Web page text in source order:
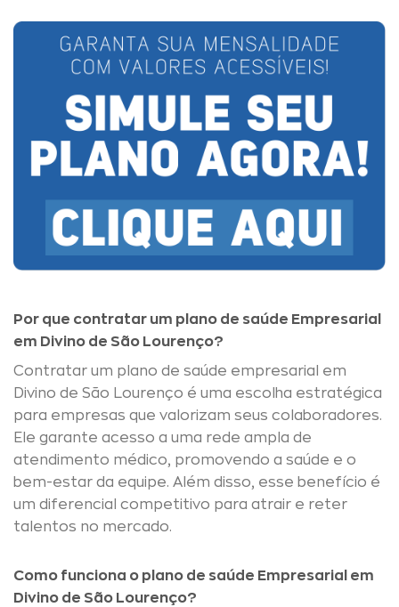
Por que contratar um plano de saúde Empresarial
em Divino de São Lourenço?
Contratar um plano de saúde empresarial em
Divino de São Lourenço é uma escolha estratégica
para empresas que valorizam seus colaboradores.
Ele garante acesso a uma rede ampla de
atendimento médico, promovendo a saúde e o
bem-estar da equipe. Além disso, esse benefício é
um diferencial competitivo para atrair e reter
talentos no mercado.
Como funciona o plano de saúde Empresarial em
Divino de São Lourenço?